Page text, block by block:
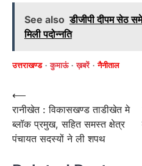
See also डीजीपी दीपम सेठ
मिली पदोन्नति
उत्तराखण्ड कुमाऊं ख़बरें नैनीताल
Post
navigation
⟵
रानीखेत : विकासखण्ड ताडीखेत मे
ब्लॉक प्रमुख, सहित समस्त क्षेत्र
पंचायत सदस्यों ने ली शपथ